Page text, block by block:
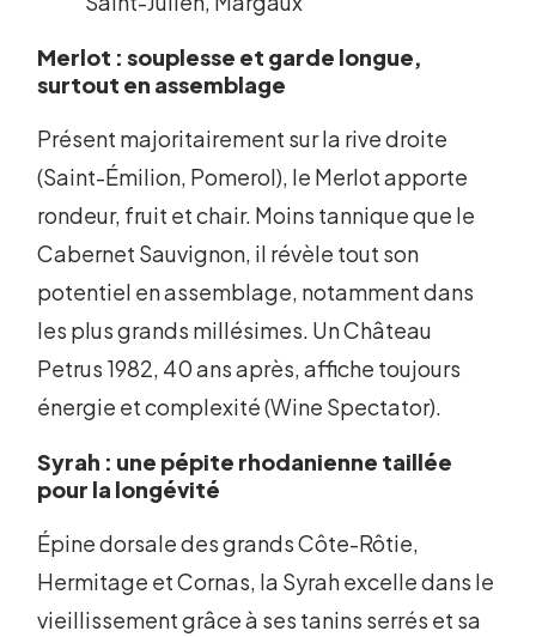
Merlot : souplesse et garde longue,
surtout en assemblage
Présent majoritairement sur la rive droite
(Saint-Émilion, Pomerol), le Merlot apporte
rondeur, fruit et chair. Moins tannique que le
Cabernet Sauvignon, il révèle tout son
potentiel en assemblage, notamment dans
les plus grands millésimes. Un Château
Petrus 1982, 40 ans après, affiche toujours
énergie et complexité (Wine Spectator).
Syrah : une pépite rhodanienne taillée
pour la longévité
Épine dorsale des grands Côte-Rôtie,
Hermitage et Cornas, la Syrah excelle dans le
vieillissement grâce à ses tanins serrés et sa